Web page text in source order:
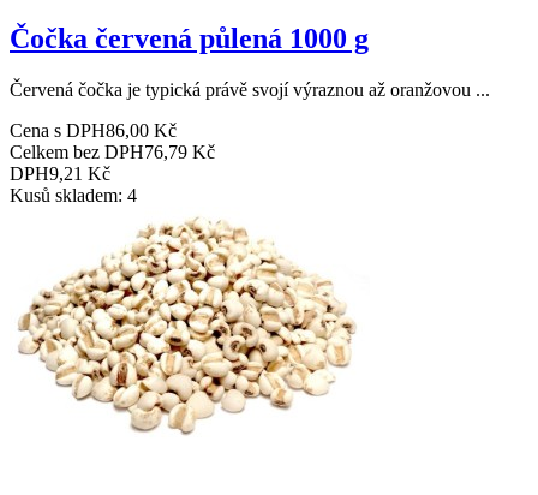
Čočka červená půlená 1000 g
Červená čočka je typická právě svojí výraznou až oranžovou ...
Cena s DPH86,00 Kč
Celkem bez DPH76,79 Kč
DPH9,21 Kč
Kusů skladem: 4